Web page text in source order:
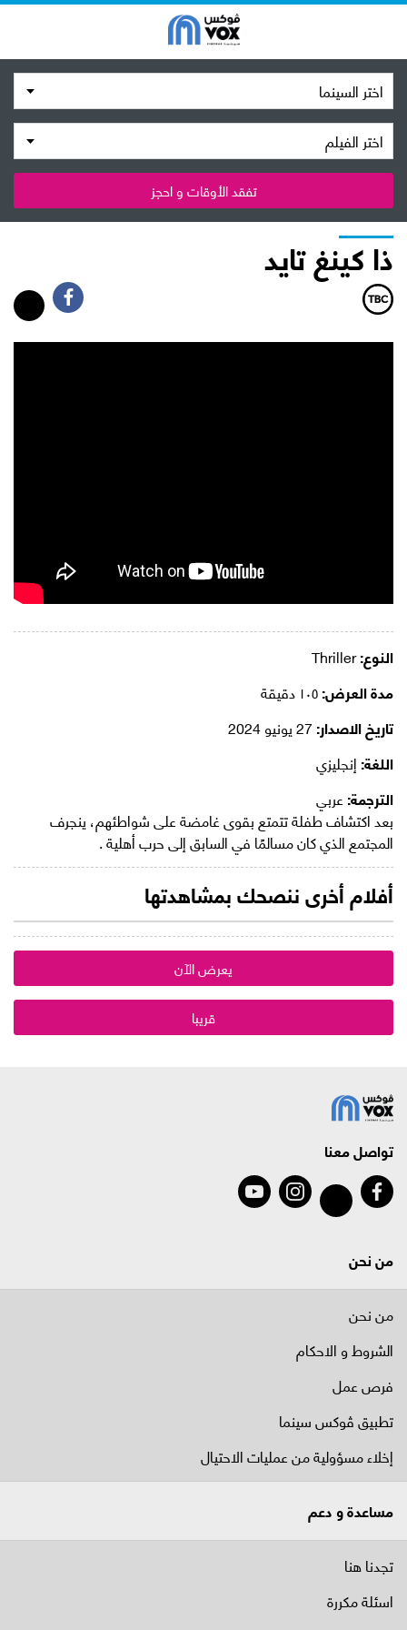
اختر السينما
اختر الفيلم
تفقد الأوقات و احجز
ذا كينغ تايد
النوع:Thriller
مدة العرض:
تاريخ الاصدار:
اللغة:إنجليزي
الترجمة:عربي
بعد اكتشاف طفلة تتمتع بقوى غامضة على شواطئهم، ينجرف
المجتمع الذي كان مسالمًا في السابق إلى حرب أهلية .
أفلام أخرى ننصحك بمشاهدتها
يعرض الآن
قريبا
تواصل معنا
من نحن
من نحن
الشروط و الاحكام
فرص عمل
تطبيق ڤوكس سينما
إخلاء مسؤولية من عمليات الاحتيال
مساعدة و دعم
تجدنا هنا
اسئلة مكررة